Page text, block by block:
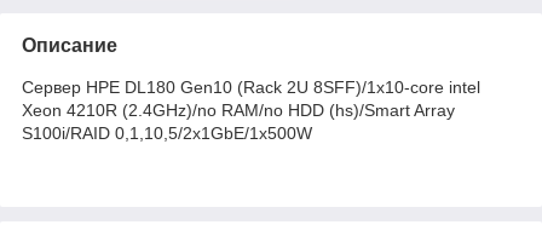
Описание
Сервер HPE DL180 Gen10 (Rack 2U 8SFF)/1x10-core intel
Xeon 4210R (2.4GHz)/no RAM/no HDD (hs)/Smart Array
S100i/RAID 0,1,10,5/2x1GbE/1x500W